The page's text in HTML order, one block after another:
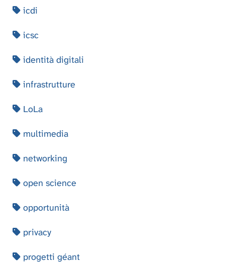
icdi
icsc
identità digitali
infrastrutture
LoLa
multimedia
networking
open science
opportunità
privacy
progetti géant